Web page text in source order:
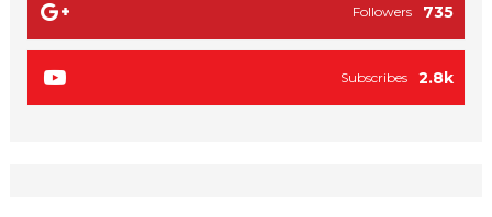
735
Followers
2.8k
Subscribes